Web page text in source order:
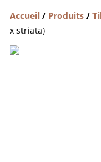
Accueil / Produits /
x striata)